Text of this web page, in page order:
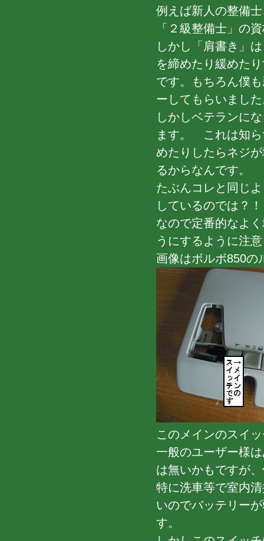
例えば新人の整備
「２級整備士」の
しかし「肩書き」
を締めたり緩めた
です。もちろん僕
ーしてもらいまし
しかしベテランに
ます。 これは知ら
めたりしたらネジ
るからなんです。
たぶんコレと同じ
しているのでは？
なので定番的なよ
うにするように注
画像はボルボ850の
このメインのスイ
一般のユーザー様
は無いかもですが
特に洗車等で室内
いのでバッテリー
す。